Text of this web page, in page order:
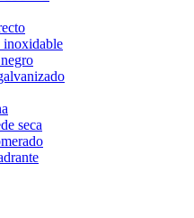
inoxidable
seca